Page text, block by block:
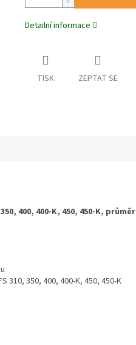
Detailní informace
TISK ZEPTAT SE
400, 400-K, 450, 450-K,
310, 350, 400, 400-K, 450, 450-K